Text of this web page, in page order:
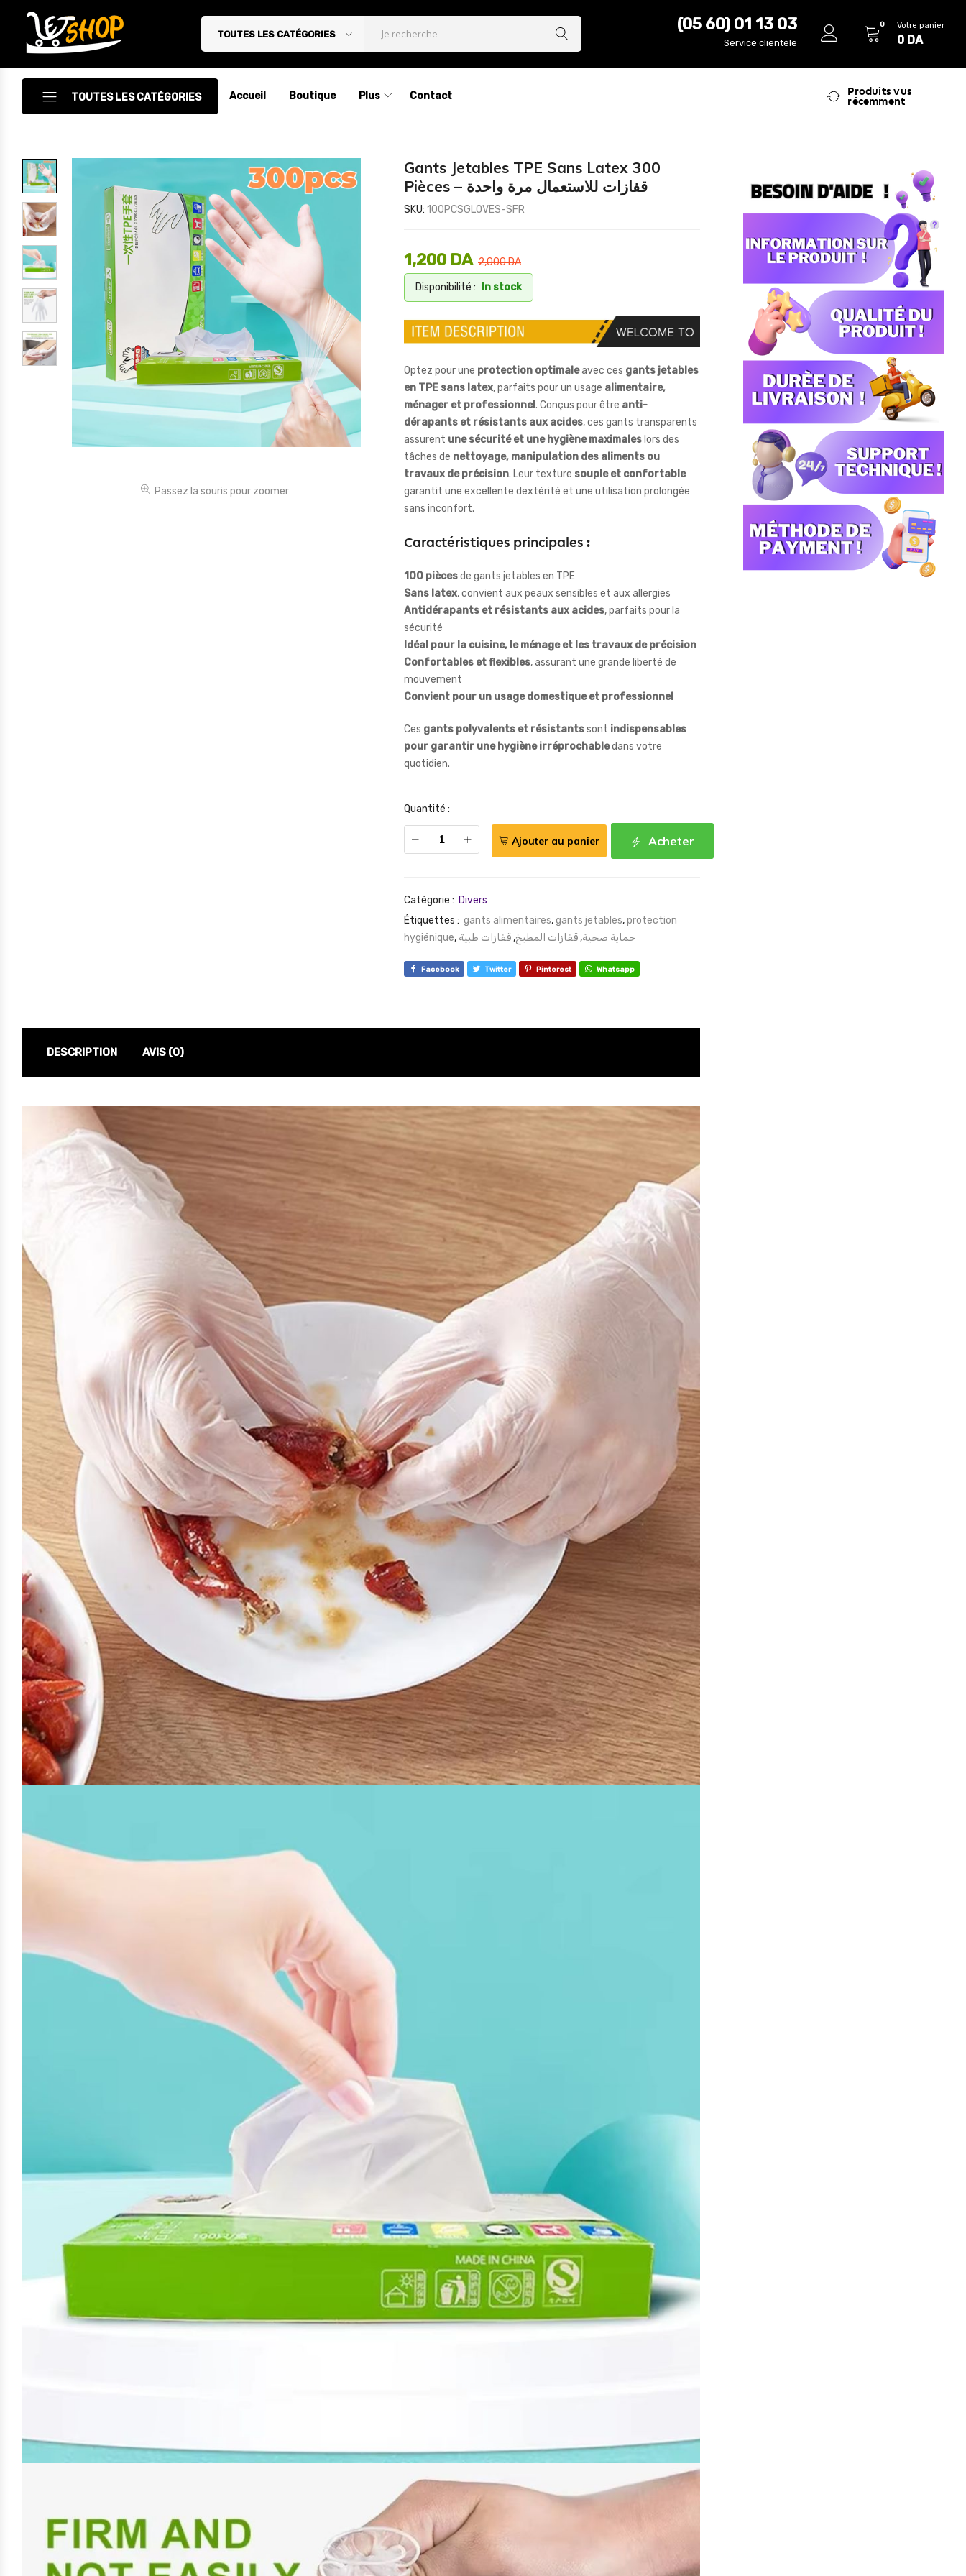
Letshop.dz
TOUTES LES CATÉGORIES
(05 60) 01 13 03
Service clientèle
0 Votre panier
0 DA
TOUTES LES CATÉGORIES
Accessoires
Accessoires Auto/Moto
Accessoires PC
Camping & Randonnée
Cuisine
Décoration
Electroménager
Électronique
Jouets
Outillages & Bricolage
Accueil Boutique Plus Contact
Produits vus
récemment
Passez la souris pour zoomer
Gants Jetables TPE Sans Latex 300
Pièces – قفازات للاستعمال مرة واحدة
SKU: 100PCSGLOVES-SFR
2,000DA
1,200 DA
Disponibilité : In stock
Optez pour une protection optimaleavec ces gants jetables
en TPE sans latex, parfaits pour un usage alimentaire,
ménager et professionnel. Conçus pour être anti-
dérapants et résistants aux acides, ces gants transparents
assurent une sécurité et une hygiène maximales lors des
tâches de nettoyage, manipulation des aliments ou
travaux de précision. Leur texture souple et confortable
garantit une excellente dextérité et une utilisation prolongée
sans inconfort.
Caractéristiques principales :
100 piècesde gants jetables en TPE
Sans latex, convient aux peaux sensibles et aux allergies
Antidérapants et résistants aux acides, parfaits pour la
sécurité
Idéal pour la cuisine, le ménage et les travaux de précision
Confortables et flexibles, assurant une grande liberté de
mouvement
Convient pour un usage domestique et professionnel
Ces gants polyvalents et résistantssont indispensables
pour garantir une hygiène irréprochabledans votre
quotidien.
Quantité :
Acheter
Ajouter au panier
Catégorie : Divers
Étiquettes : gants alimentaires,gants jetables,protection
hygiénique, حماية صحية,قفازات المطبخ,قفازات طبية
Facebook Twitter Pinterest Whatsapp
DESCRIPTION AVIS (0)